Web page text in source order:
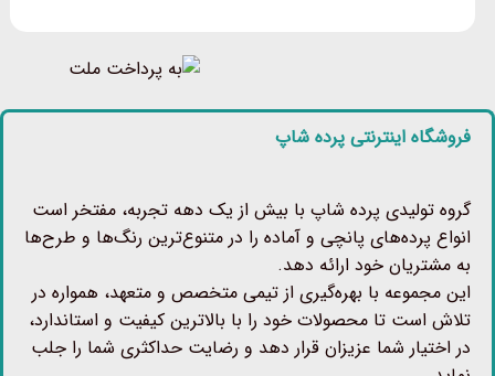
فروشگاه اینترنتی پرده شاپ
گروه تولیدی پرده شاپ با بیش از یک دهه تجربه، مفتخر است
انواع پرده‌های پانچی و آماده را در متنوع‌ترین رنگ‌ها و طرح‌ها
به مشتریان خود ارائه دهد.
این مجموعه با بهره‌گیری از تیمی متخصص و متعهد، همواره در
تلاش است تا محصولات خود را با بالاترین کیفیت و استاندارد،
در اختیار شما عزیزان قرار دهد و رضایت حداکثری شما را جلب